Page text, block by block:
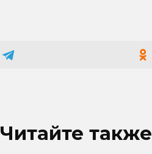
Читайте также